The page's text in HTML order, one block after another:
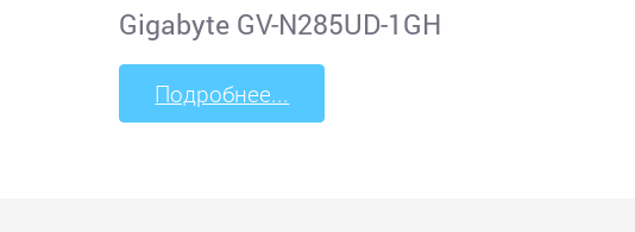
Gigabyte GV-N285UD-1GH
Подробнее...